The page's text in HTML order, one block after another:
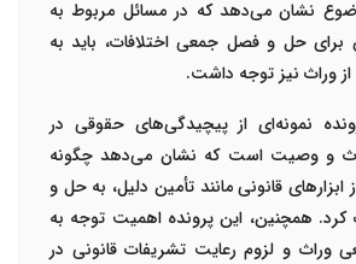
نشان می‌دهد که در مسائل مربوط به
برای حل و فصل جمعی اختلافات، باید به
وراث نیز توجه داشت.
نمونه‌ای از پیچیدگی‌های حقوقی در
و وصیت است که نشان می‌دهد چگونه
ابزارهای قانونی مانند تأمین دلیل، به حل و
همچنین، این پرونده اهمیت توجه به
و لزوم رعایت تشریفات قانونی در